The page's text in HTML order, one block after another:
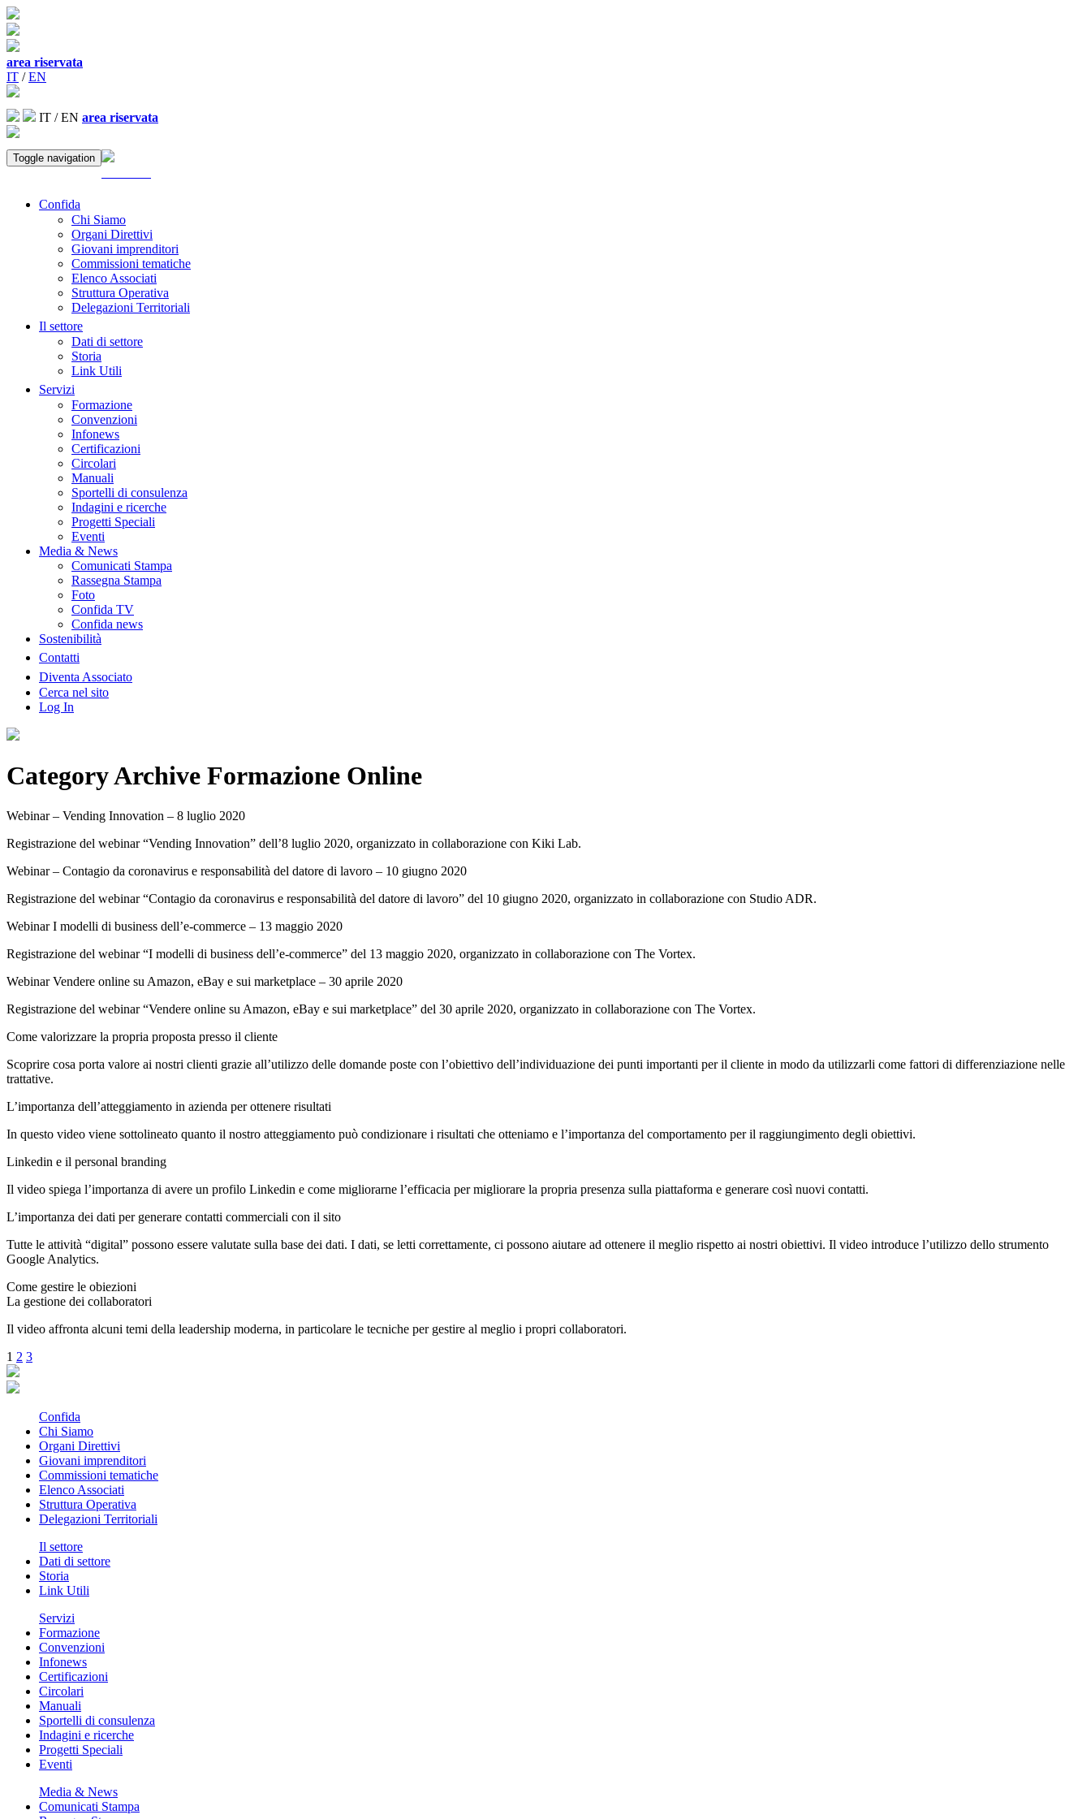
area riservata
IT /EN
IT /EN area riservata
Toggle navigation
Confida
Chi Siamo
Organi Direttivi
Giovani imprenditori
Commissioni tematiche
Elenco Associati
Struttura Operativa
Delegazioni Territoriali
Il settore
Dati di settore
Storia
Link Utili
Servizi
Formazione
Convenzioni
Infonews
Certificazioni
Circolari
Manuali
Sportelli di consulenza
Indagini e ricerche
Progetti Speciali
Eventi
Media & News
Comunicati Stampa
Rassegna Stampa
Foto
Confida TV
Confida news
Sostenibilità
Contatti
Diventa Associato
Cerca nel sito
Log In
Category Archive Formazione Online
Webinar – Vending Innovation – 8 luglio 2020
Registrazione del webinar “Vending Innovation” dell’8 luglio 2020, organizzato in collaborazione con Kiki Lab.
Webinar – Contagio da coronavirus e responsabilità del datore di lavoro – 10 giugno 2020
Registrazione del webinar “Contagio da coronavirus e responsabilità del datore di lavoro” del 10 giugno 2020, organizzato in collaborazione con Studio ADR.
Webinar I modelli di business dell’e-commerce – 13 maggio 2020
Registrazione del webinar “I modelli di business dell’e-commerce” del 13 maggio 2020, organizzato in collaborazione con The Vortex.
Webinar Vendere online su Amazon, eBay e sui marketplace – 30 aprile 2020
Registrazione del webinar “Vendere online su Amazon, eBay e sui marketplace” del 30 aprile 2020, organizzato in collaborazione con The Vortex.
Come valorizzare la propria proposta presso il cliente
Scoprire cosa porta valore ai nostri clienti grazie all’utilizzo delle domande poste con l’obiettivo dell’individuazione dei punti importanti per il cliente in modo da utilizzarli come fattori di differenziazione nelle
trattative.
L’importanza dell’atteggiamento in azienda per ottenere risultati
In questo video viene sottolineato quanto il nostro atteggiamento può condizionare i risultati che otteniamo e l’importanza del comportamento per il raggiungimento degli obiettivi.
Linkedin e il personal branding
Il video spiega l’importanza di avere un profilo Linkedin e come migliorarne l’efficacia per migliorare la propria presenza sulla piattaforma e generare così nuovi contatti.
L’importanza dei dati per generare contatti commerciali con il sito
Tutte le attività “digital” possono essere valutate sulla base dei dati. I dati, se letti correttamente, ci possono aiutare ad ottenere il meglio rispetto ai nostri obiettivi. Il video introduce l’utilizzo dello strumento
Google Analytics.
Come gestire le obiezioni
La gestione dei collaboratori
Il video affronta alcuni temi della leadership moderna, in particolare le tecniche per gestire al meglio i propri collaboratori.
Paginazione
degli
1 2 3
Confida
Chi Siamo
Organi Direttivi
Giovani imprenditori
Commissioni tematiche
Elenco Associati
Struttura Operativa
Delegazioni Territoriali
Il settore
Dati di settore
Storia
Link Utili
Servizi
Formazione
Convenzioni
Infonews
Certificazioni
Circolari
Manuali
Sportelli di consulenza
Indagini e ricerche
Progetti Speciali
Eventi
Media & News
Comunicati Stampa